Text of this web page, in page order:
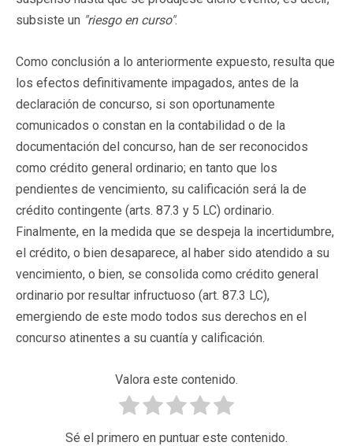
subsiste un "riesgo en curso".
Como conclusión a lo anteriormente expuesto, resulta que
los efectos definitivamente impagados, antes de la
declaración de concurso, si son oportunamente
comunicados o constan en la contabilidad o de la
documentación del concurso, han de ser reconocidos
como crédito general ordinario; en tanto que los
pendientes de vencimiento, su calificación será la de
crédito contingente (arts. 87.3 y 5 LC) ordinario.
Finalmente, en la medida que se despeja la incertidumbre,
el crédito, o bien desaparece, al haber sido atendido a su
vencimiento, o bien, se consolida como crédito general
ordinario por resultar infructuoso (art. 87.3 LC),
emergiendo de este modo todos sus derechos en el
concurso atinentes a su cuantía y calificación.
Valora este contenido.
Sé el primero en puntuar este contenido.